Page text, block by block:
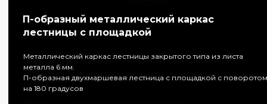
П-образный металлический каркас
лестницы с площадкой
Металлический каркас лестницы закрытого типа из листа
металла 6 мм.
П-образная двухмаршевая лестница с площадкой с поворотом
на 180 градусов